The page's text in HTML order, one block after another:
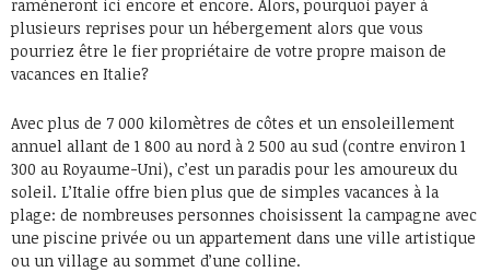
ramèneront ici encore et encore. Alors, pourquoi payer à
plusieurs reprises pour un hébergement alors que vous
pourriez être le fier propriétaire de votre propre maison de
vacances en Italie?
Avec plus de 7 000 kilomètres de côtes et un ensoleillement
annuel allant de 1 800 au nord à 2 500 au sud (contre environ 1
300 au Royaume-Uni), c’est un paradis pour les amoureux du
soleil. L’Italie offre bien plus que de simples vacances à la
plage: de nombreuses personnes choisissent la campagne avec
une piscine privée ou un appartement dans une ville artistique
ou un village au sommet d’une colline.